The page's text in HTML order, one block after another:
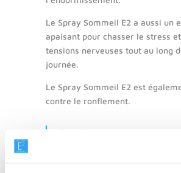
Le Spray Sommeil E2 a aussi un
apaisant pour chasser le stress
tensions nerveuses tout au long
journée.
Le Spray Sommeil E2 est
contre le ronflement.
Connaissez-vous notre
aériens 100% Naturels pour